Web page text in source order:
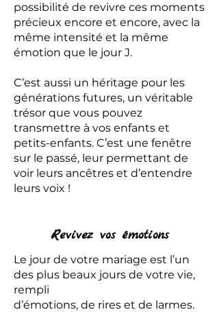
possibilité de revivre ces moments
précieux encore et encore, avec la
même intensité et la même
émotion que le jour J.
C’est aussi un héritage pour les
générations futures, un véritable
trésor que vous pouvez
transmettre à vos enfants et
petits-enfants. C’est une fenêtre
sur le passé, leur permettant de
voir leurs ancêtres et d’entendre
leurs voix !
Revivez vos émotions
Le jour de votre mariage est l’un
des plus beaux jours de votre vie,
rempli
d’émotions, de rires et de larmes.